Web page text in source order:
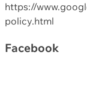
https://
policy.html
Facebook